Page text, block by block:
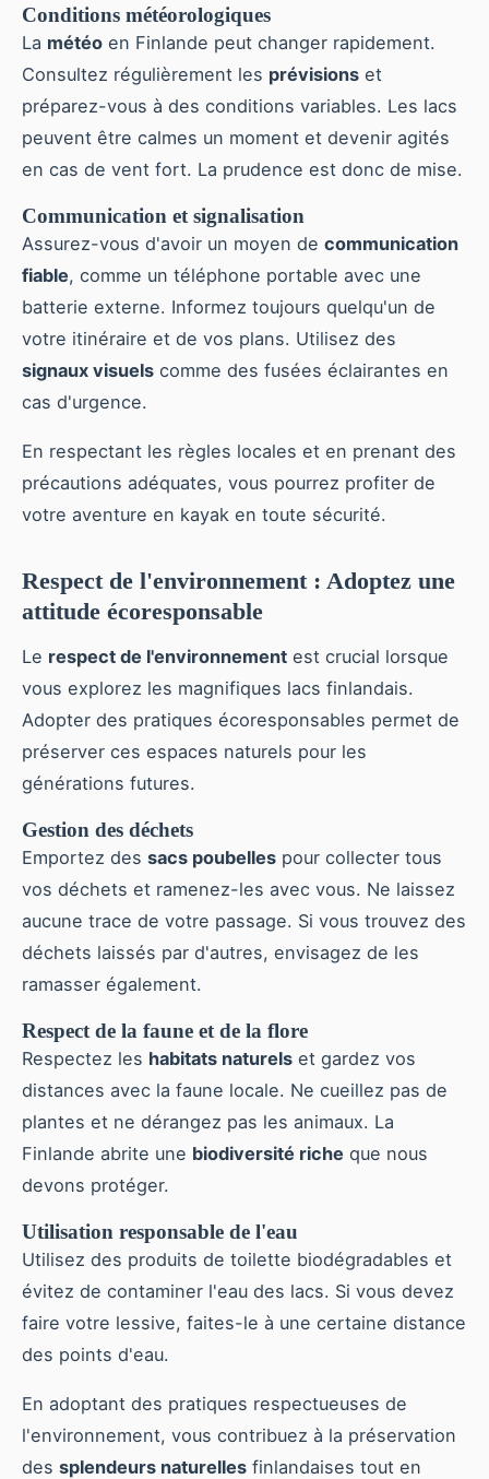
Conditions météorologiques
La météo en Finlande peut changer rapidement.
Consultez régulièrement les prévisions et
préparez-vous à des conditions variables. Les lacs
peuvent être calmes un moment et devenir agités
en cas de vent fort. La prudence est donc de mise.
Communication et signalisation
Assurez-vous d'avoir un moyen de communication
fiable, comme un téléphone portable avec une
batterie externe. Informez toujours quelqu'un de
votre itinéraire et de vos plans. Utilisez des
signaux visuels comme des fusées éclairantes en
cas d'urgence.
En respectant les règles locales et en prenant des
précautions adéquates, vous pourrez profiter de
votre aventure en kayak en toute sécurité.
Respect de l'environnement : Adoptez une
attitude écoresponsable
Le respect de l'environnement est crucial lorsque
vous explorez les magnifiques lacs finlandais.
Adopter des pratiques écoresponsables permet de
préserver ces espaces naturels pour les
générations futures.
Gestion des déchets
Emportez des sacs poubelles pour collecter tous
vos déchets et ramenez-les avec vous. Ne laissez
aucune trace de votre passage. Si vous trouvez des
déchets laissés par d'autres, envisagez de les
ramasser également.
Respect de la faune et de la flore
Respectez les habitats naturels et gardez vos
distances avec la faune locale. Ne cueillez pas de
plantes et ne dérangez pas les animaux. La
Finlande abrite une biodiversité riche que nous
devons protéger.
Utilisation responsable de l'eau
Utilisez des produits de toilette biodégradables et
évitez de contaminer l'eau des lacs. Si vous devez
faire votre lessive, faites-le à une certaine distance
des points d'eau.
En adoptant des pratiques respectueuses de
l'environnement, vous contribuez à la préservation
des splendeurs naturelles finlandaises tout en